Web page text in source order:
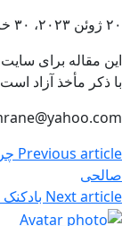
۲۰ ژوئن ۲۰۲۳، ۳۰ خرداد ۱۴۰۲
با ذکر مأخذ آزاد است
Previous article
صالحی
Next article